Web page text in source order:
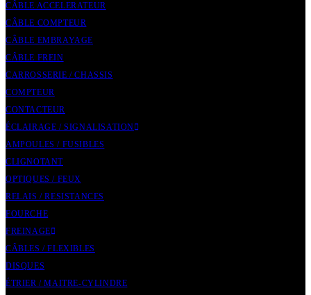
CÂBLE ACCELERATEUR
CÂBLE COMPTEUR
CÂBLE EMBRAYAGE
CÂBLE FREIN
CARROSSERIE / CHASSIS
COMPTEUR
CONTACTEUR
ÉCLAIRAGE / SIGNALISATION
AMPOULES / FUSIBLES
CLIGNOTANT
OPTIQUES / FEUX
RELAIS / RESISTANCES
FOURCHE
FREINAGE
CÂBLES / FLEXIBLES
DISQUES
ÉTRIER / MAITRE-CYLINDRE